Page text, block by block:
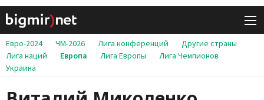
Евро-2024 ЧМ-2026 Лига конференций
Другие страны
Лига наций
Европа Лига Европы
Лига Чемпионов
Украина